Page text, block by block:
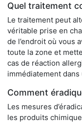
Quel traitement
Le traitement peut
véritable prise en
de l’endroit où vous
toute la zone et
cas de réaction
immédiatement
Comment
Les mesures
les produits